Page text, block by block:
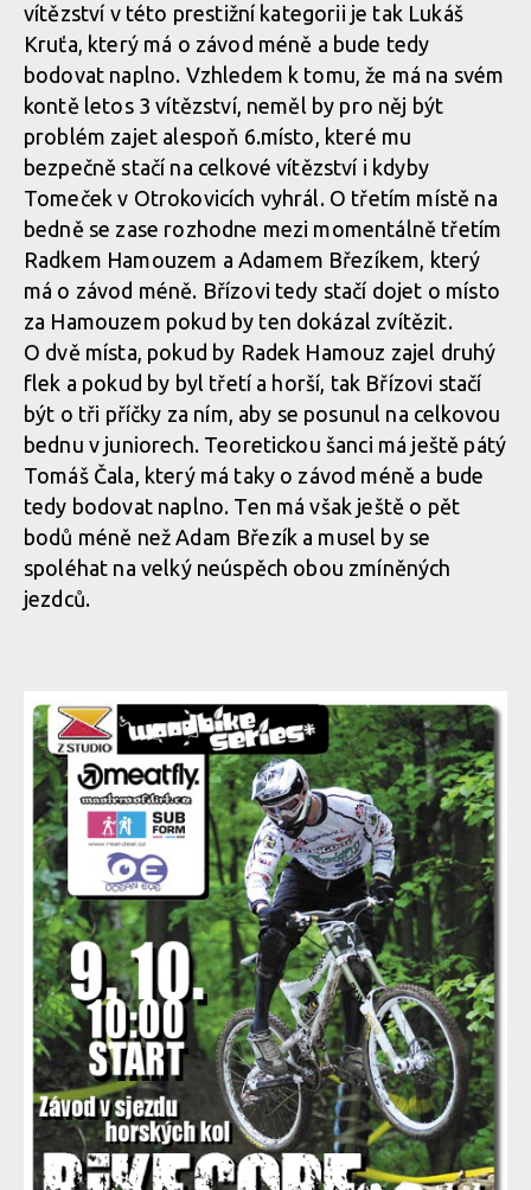
vítězství v této prestižní kategorii je tak Lukáš
Kruťa, který má o závod méně a bude tedy
bodovat naplno. Vzhledem k tomu, že má na svém
kontě letos 3 vítězství, neměl by pro něj být
problém zajet alespoň 6.místo, které mu
bezpečně stačí na celkové vítězství i kdyby
Tomeček v Otrokovicích vyhrál. O třetím místě na
bedně se zase rozhodne mezi momentálně třetím
Radkem Hamouzem a Adamem Březíkem, který
má o závod méně. Břízovi tedy stačí dojet o místo
za Hamouzem pokud by ten dokázal zvítězit.
O dvě místa, pokud by Radek Hamouz zajel druhý
flek a pokud by byl třetí a horší, tak Břízovi stačí
být o tři příčky za ním, aby se posunul na celkovou
bednu v juniorech. Teoretickou šanci má ještě pátý
Tomáš Čala, který má taky o závod méně a bude
tedy bodovat naplno. Ten má však ještě o pět
bodů méně než Adam Březík a musel by se
spoléhat na velký neúspěch obou zmíněných
jezdců.